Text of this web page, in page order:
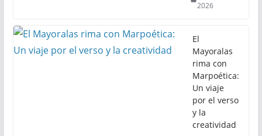
2026
El
Mayoralas
rima con
Marpoética:
Un viaje
por el verso
y la
creatividad